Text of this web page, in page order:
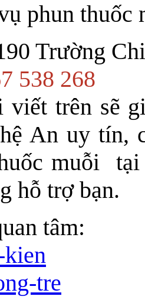
phun
Trường
538 268
viết trên sẽ
An uy tín,
muỗi
hỗ trợ bạn.
tâm:
tre